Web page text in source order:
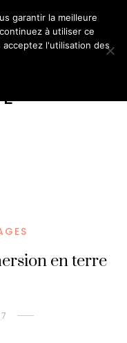
en terre
garantir la meilleure
à utiliser ce
l'utilisation des